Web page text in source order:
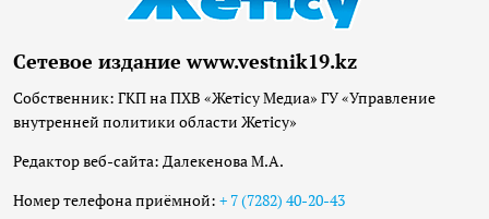
Сетевое издание www.vestnik19.kz
Собственник: ГКП на ПХВ «Жетісу Медиа» ГУ «Управление
внутренней политики области Жетісу»
Редактор веб-сайта: Далекенова М.А.
Номер телефона приёмной: + 7 (7282) 40-20-43